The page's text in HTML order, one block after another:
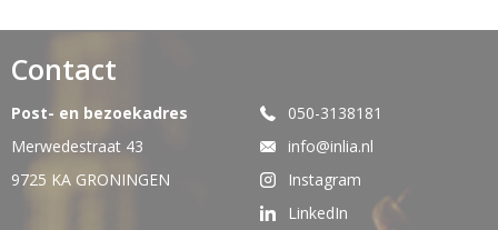
Contact
Post- en bezoekadres
Merwedestraat 43
9725 KA GRONINGEN
050-3138181
info@inlia.nl
Instagram
LinkedIn